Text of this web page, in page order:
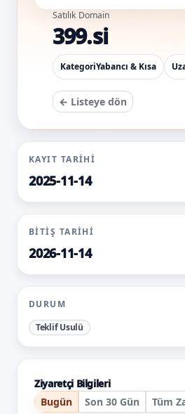
Satılık Domain
399.si
KategoriYabancı & Kısa
← Listeye dön
KAYIT TARIHI
2025-11-14
BITIŞ TARIHI
2026-11-14
DURUM
Teklif Usulü
Ziyaretçi Bilgileri
Bugün
Son 30 Gün Tüm